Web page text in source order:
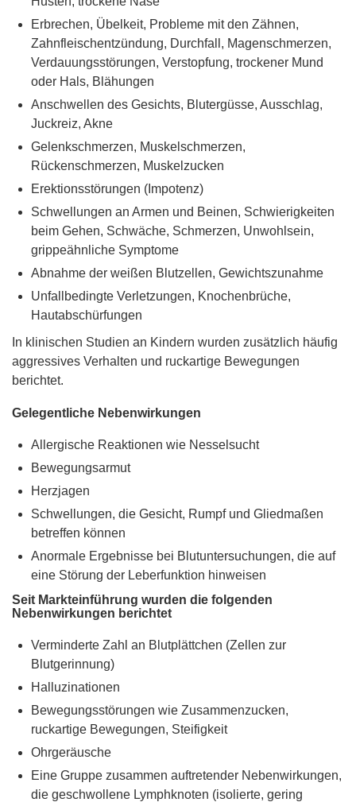
Erbrechen, Übelkeit, Probleme mit den Zähnen,
Zahnfleischentzündung, Durchfall, Magenschmerzen,
Verdauungsstörungen, Verstopfung, trockener Mund
oder Hals, Blähungen
Anschwellen des Gesichts, Blutergüsse, Ausschlag,
Juckreiz, Akne
Gelenkschmerzen, Muskelschmerzen,
Rückenschmerzen, Muskelzucken
Erektionsstörungen (Impotenz)
Schwellungen an Armen und Beinen, Schwierigkeiten
beim Gehen, Schwäche, Schmerzen, Unwohlsein,
grippeähnliche Symptome
Abnahme der weißen Blutzellen, Gewichtszunahme
Unfallbedingte Verletzungen, Knochenbrüche,
Hautabschürfungen
In klinischen Studien an Kindern wurden zusätzlich häufig
aggressives Verhalten und ruckartige Bewegungen
berichtet.
Gelegentliche Nebenwirkungen
Allergische Reaktionen wie Nesselsucht
Bewegungsarmut
Herzjagen
Schwellungen, die Gesicht, Rumpf und Gliedmaßen
betreffen können
Anormale Ergebnisse bei Blutuntersuchungen, die auf
eine Störung der Leberfunktion hinweisen
Seit Markteinführung wurden die folgenden
Nebenwirkungen berichtet
Verminderte Zahl an Blutplättchen (Zellen zur
Blutgerinnung)
Halluzinationen
Bewegungsstörungen wie Zusammenzucken,
ruckartige Bewegungen, Steifigkeit
Ohrgeräusche
Eine Gruppe zusammen auftretender Nebenwirkungen,
die geschwollene Lymphknoten (isolierte, gering